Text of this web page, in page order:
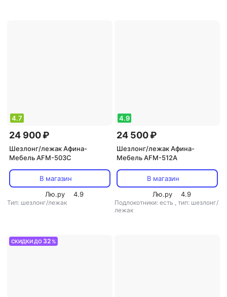
4.7
24 900 ₽
Шезлонг/лежак Афина-
Мебель AFM-503C
В магазин
Лю.ру
4.9
Тип: шезлонг/лежак
4.9
24 500 ₽
Шезлонг/лежак Афина-
Мебель AFM-512A
В магазин
Лю.ру
4.9
Подлокотники: есть , тип: шезлонг/
лежак
СКИДКИ ДО 32 %